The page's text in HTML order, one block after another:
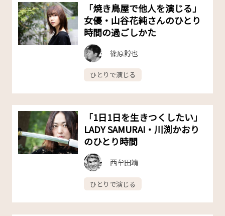
「焼き鳥屋で他人を演じる」
女優・山谷花純さんのひとり
時間の過ごしかた
篠原諄也
ひとりで演じる
「1日1日を生きつくしたい」
LADY SAMURAI・川渕かおり
のひとり時間
西牟田靖
ひとりで演じる